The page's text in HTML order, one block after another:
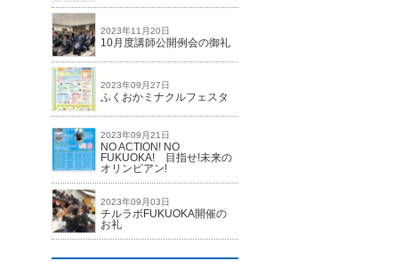
2023年11月20日
10月度講師公開例会の御礼
2023年09月27日
ふくおかミナクルフェスタ
2023年09月21日
NO ACTION! NO
FUKUOKA! 目指せ!未来の
オリンピアン!
2023年09月03日
チルラボFUKUOKA開催の
お礼